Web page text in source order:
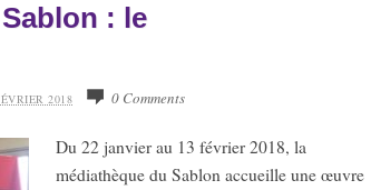
: le
2018 0 Comments
Du 22 janvier au 13 février 2018, la
médiathèque du Sablon accueille une œuvre